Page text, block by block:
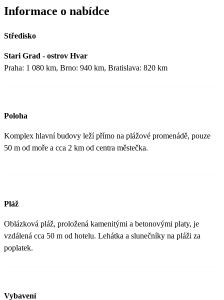
Informace o nabídce
Středisko
Stari Grad - ostrov Hvar
Praha: 1 080 km, Brno: 940 km, Bratislava: 820 km
Poloha
Komplex hlavní budovy leží přímo na plážové promenádě, pouze
50 m od moře a cca 2 km od centra městečka.
Pláž
Oblázková pláž, proložená kamenitými a betonovými platy, je
vzdálená cca 50 m od hotelu. Lehátka a slunečníky na pláži za
poplatek.
Vybavení